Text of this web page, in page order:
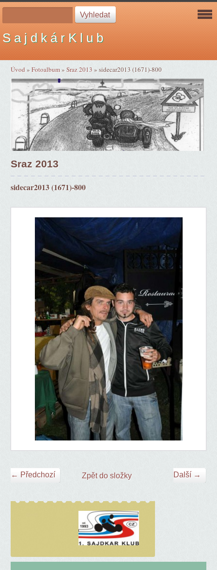
S a j d k á r K l u b
Úvod »Fotoalbum»Sraz 2013 »sidecar2013 (1671)-800
Sraz 2013
sidecar2013 (1671)-800
← Předchozí Další →
Zpět do složky